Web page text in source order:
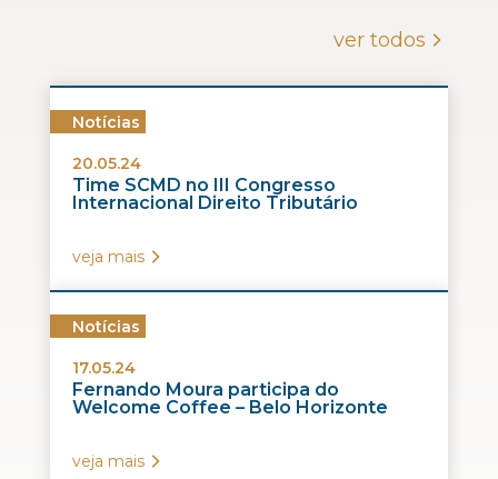
ver todos
Notícias
20.05.24
Time SCMD no III Congresso
Internacional Direito Tributário
veja mais
Notícias
17.05.24
Fernando Moura participa do
Welcome Coffee – Belo Horizonte
veja mais